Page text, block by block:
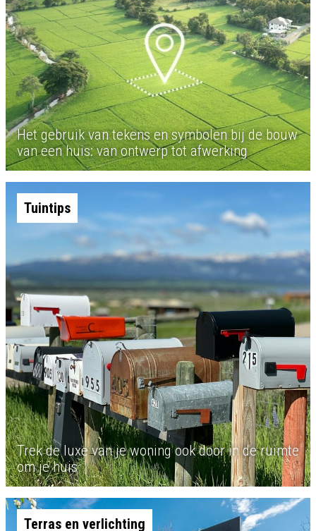
Het gebruik van tekens en symbolen bij de bouw
van een huis: van ontwerp tot afwerking
Tuintips
Trek de luxe van je woning ook door in de ruimte
om je huis
Terras en verlichting